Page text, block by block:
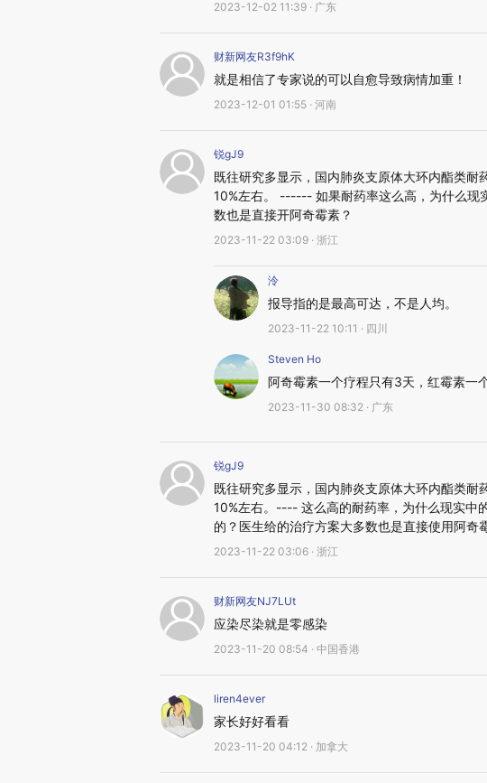
2023-12-02 11:39 · 广东
财新网友R3f9hK
就是相信了专家说的可以自愈导致病情加重！
2023-12-01 01:55 · 河南
锐gJ9
既往研究多显示，国内肺炎支原体大环内酯类
10%左右。 ------ 如果耐药率这么高，为什么现
数也是直接开阿奇霉素？
2023-11-22 03:09 · 浙江
泠
报导指的是最高可达，不是人均。
2023-11-22 10:11 · 四川
Steven Ho
阿奇霉素一个疗程只有3天，红霉素一
2023-11-30 08:32 · 广东
锐gJ9
既往研究多显示，国内肺炎支原体大环内酯类
10%左右。---- 这么高的耐药率，为什么现实中
的？医生给的治疗方案大多数也是直接使用阿奇
2023-11-22 03:06 · 浙江
财新网友NJ7LUt
应染尽染就是零感染
2023-11-20 08:54 · 中国香港
liren4ever
家长好好看看
2023-11-20 04:12 · 加拿大